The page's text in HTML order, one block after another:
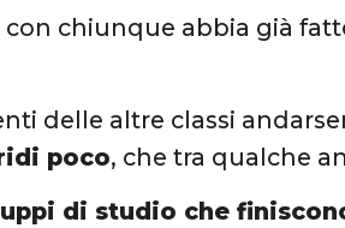
con chiunque abbia già
delle altre classi
poco, che tra qualche
di studio che